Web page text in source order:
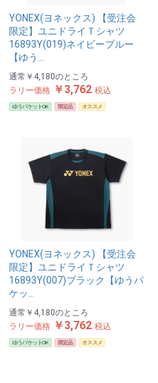
YONEX(ヨネックス) 【受注会
限定】ユニドライＴシャツ
16893Y(019)ネイビーブルー
【ゆう…
通常 ￥4,180のところ
ラリー価格 ￥3,762 税込
ゆうパケットOK 限定品 オススメ
YONEX(ヨネックス) 【受注会
限定】ユニドライＴシャツ
16893Y(007)ブラック【ゆうパ
ケッ…
通常 ￥4,180のところ
ラリー価格 ￥3,762 税込
ゆうパケットOK 限定品 オススメ